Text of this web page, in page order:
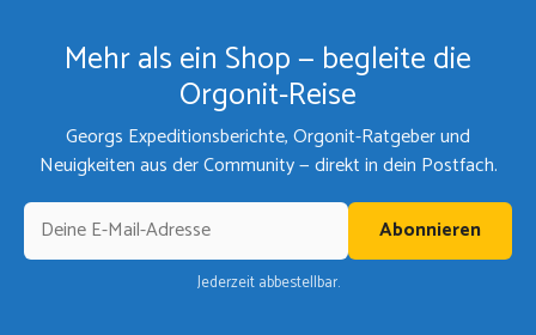
Mehr als ein Shop — begleite die
Orgonit-Reise
Georgs Expeditionsberichte, Orgonit-Ratgeber und
Neuigkeiten aus der Community — direkt in dein Postfach.
Abonnieren
Jederzeit abbestellbar.